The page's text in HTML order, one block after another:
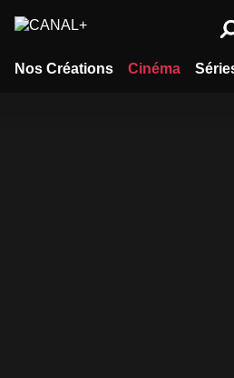
Nos Créations Cinéma